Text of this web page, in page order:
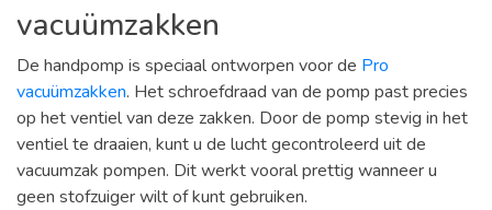
vacuümzakken
De handpomp is speciaal ontworpen voor de Pro
vacuümzakken. Het schroefdraad van de pomp past precies
op het ventiel van deze zakken. Door de pomp stevig in het
ventiel te draaien, kunt u de lucht gecontroleerd uit de
vacuumzak pompen. Dit werkt vooral prettig wanneer u
geen stofzuiger wilt of kunt gebruiken.